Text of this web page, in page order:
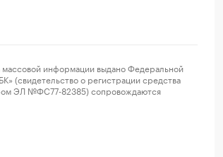
информации выдано Федеральной
(свидетельство о регистрации средства
ЭЛ №ФС77-82385) сопровождаются